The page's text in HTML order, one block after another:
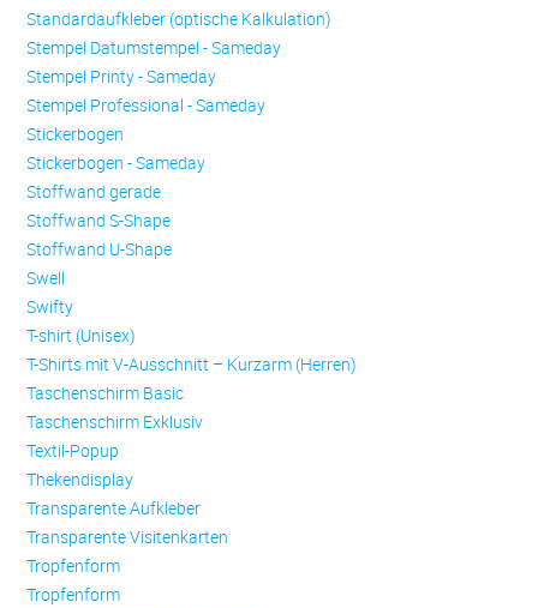
Standardaufkleber (optische Kalkulation)
Stempel Datumstempel - Sameday
Stempel Printy - Sameday
Stempel Professional - Sameday
Stickerbogen
Stickerbogen - Sameday
Stoffwand gerade
Stoffwand S-Shape
Stoffwand U-Shape
Swell
Swifty
T-shirt (Unisex)
T-Shirts mit V-Ausschnitt – Kurzarm (Herren)
Taschenschirm Basic
Taschenschirm Exklusiv
Textil-Popup
Thekendisplay
Transparente Aufkleber
Transparente Visitenkarten
Trop­fen­form
Trop­fen­form